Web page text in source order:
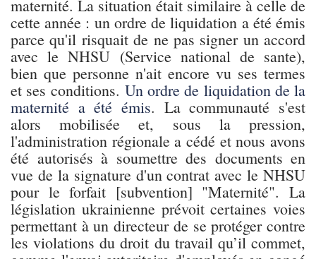
maternité. La situation était similaire à celle de
cette année : un ordre de liquidation a été émis
parce qu'il risquait de ne pas signer un accord
avec le NHSU (Service national de sante),
bien que personne n'ait encore vu ses termes
et ses conditions. Un ordre de liquidation de la
maternité a été émis. La communauté s'est
alors mobilisée et, sous la pression,
l'administration régionale a cédé et nous avons
été autorisés à soumettre des documents en
vue de la signature d'un contrat avec le NHSU
pour le forfait [subvention] "Maternité". La
législation ukrainienne prévoit certaines voies
permettant à un directeur de se protéger contre
les violations du droit du travail qu’il commet,